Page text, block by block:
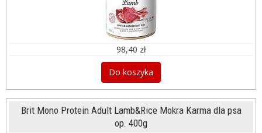
98,40 zł
Do koszyka
Brit Mono Protein Adult Lamb&Rice Mokra Karma dla psa
op. 400g